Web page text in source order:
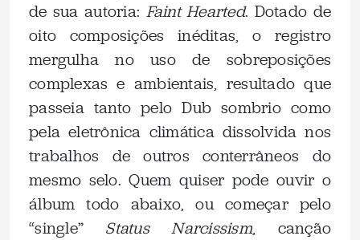
de sua autoria: Faint Hearted. Dotado de
oito composições inéditas, o registro
mergulha no uso de sobreposições
complexas e ambientais, resultado que
passeia tanto pelo Dub sombrio como
pela eletrônica climática dissolvida nos
trabalhos de outros conterrâneos do
mesmo selo. Quem quiser pode ouvir o
álbum todo abaixo, ou começar pelo
“single” Status Narcissism, canção